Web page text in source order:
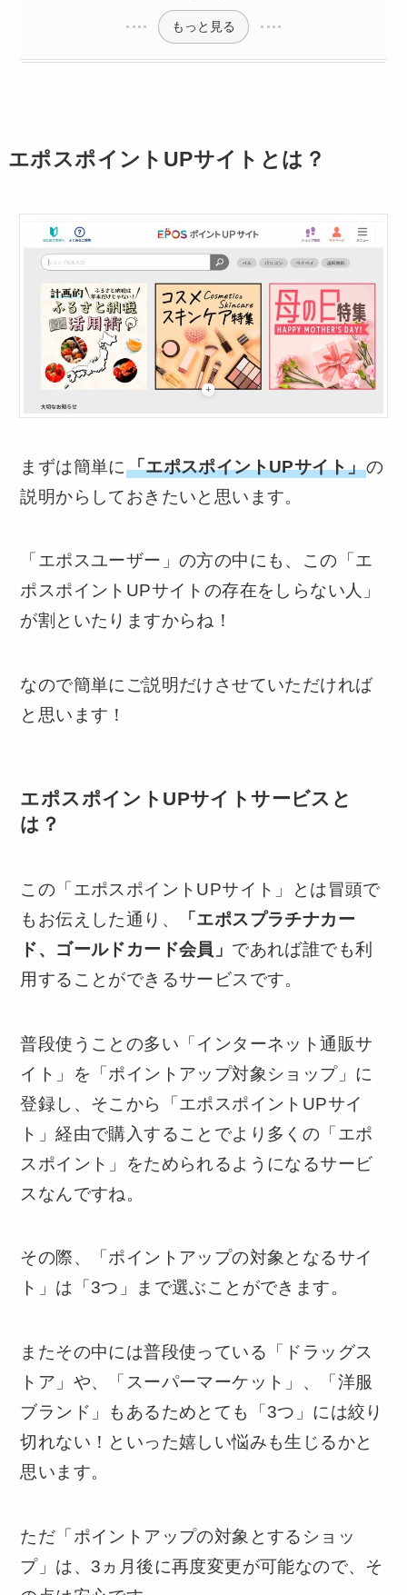
もっと見る
エポスポイントUPサイトとは？
まずは簡単に 「エポスポイントUPサイト」の
説明からしておきたいと思います。
「エポスユーザー」の方の中にも、この「エ
ポスポイントUPサイトの存在をしらない人」
が割といたりますからね！
なので簡単にご説明だけさせていただければ
と思います！
エポスポイントUPサイトサービスと
は？
この「エポスポイントUPサイト」とは冒頭で
もお伝えした通り、
「エポスプラチナカー
ド、ゴールドカード会員」 であれば誰でも利
用することができるサービスです。
普段使うことの多い「インターネット通販サ
イト」を「ポイントアップ対象ショップ」に
登録し、そこから「エポスポイントUPサイ
ト」経由で購入することでより多くの「エポ
スポイント」をためられるようになるサービ
スなんですね。
その際、「ポイントアップの対象となるサイ
ト」は「3つ」まで選ぶことができます。
またその中には普段使っている「ドラッグス
トア」や、「スーパーマーケット」、「洋服
ブランド」もあるためとても「3つ」には絞り
切れない！といった嬉しい悩みも生じるかと
思います。
ただ「ポイントアップの対象とするショッ
プ」は、3ヵ月後に再度変更が可能なので、そ